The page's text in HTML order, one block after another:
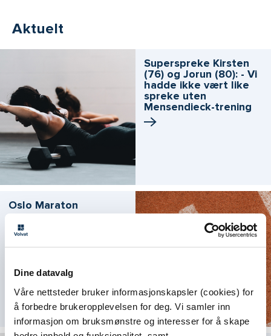
Dine datavalg
Våre nettsteder bruker informasjonskapsler (cookies) for
å forbedre brukeropplevelsen for deg. Vi samler inn
informasjon om bruksmønstre og interesser for å skape
Aktuelt
Superspreke Kirsten
(76) og Jorun (80): - Vi
hadde ikke vært like
spreke uten
Mensendieck­-trening
Oslo Maraton